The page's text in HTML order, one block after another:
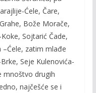
Ćele, Čare,
Bože Morače,
Sojtarić Čade,
–Ćele, zatim mlađe
Seje Kulenovića-
mnoštvo drugih
najčešće se i